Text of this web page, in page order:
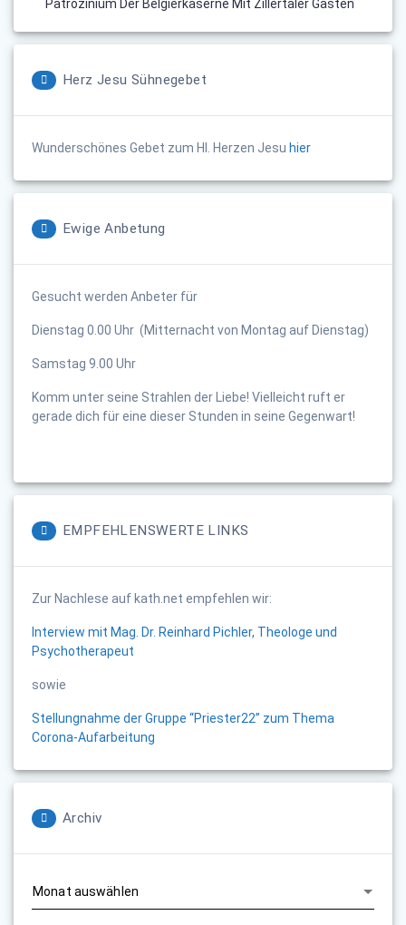
Patrozinium Der Belgierkaserne Mit Zillertaler Gästen
Herz Jesu Sühnegebet
Wunderschönes Gebet zum Hl. Herzen Jesu hier
Ewige Anbetung
Gesucht werden Anbeter für
Dienstag 0.00 Uhr (Mitternacht von Montag auf Dienstag)
Samstag 9.00 Uhr
Komm unter seine Strahlen der Liebe! Vielleicht ruft er
gerade dich für eine dieser Stunden in seine Gegenwart!
EMPFEHLENSWERTE LINKS
Zur Nachlese auf kath.net empfehlen wir:
Interview mit Mag. Dr. Reinhard Pichler, Theologe und
Psychotherapeut
sowie
Stellungnahme der Gruppe “Priester22” zum Thema
Corona-Aufarbeitung
Archiv